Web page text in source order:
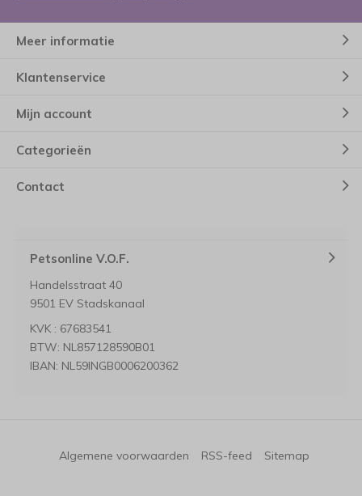
Meer informatie
Klantenservice
Mijn account
Categorieën
Contact
Petsonline V.O.F.
Handelsstraat 40
9501 EV Stadskanaal
KVK : 67683541
BTW: NL857128590B01
IBAN: NL59INGB0006200362
Algemene voorwaarden RSS-feed Sitemap